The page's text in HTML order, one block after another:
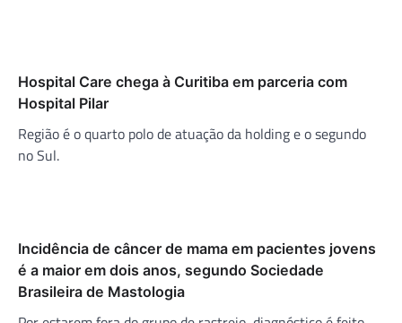
Hospital Care chega à Curitiba em parceria com
Hospital Pilar
Região é o quarto polo de atuação da holding e o segundo
no Sul.
Incidência de câncer de mama em pacientes jovens
é a maior em dois anos, segundo Sociedade
Brasileira de Mastologia